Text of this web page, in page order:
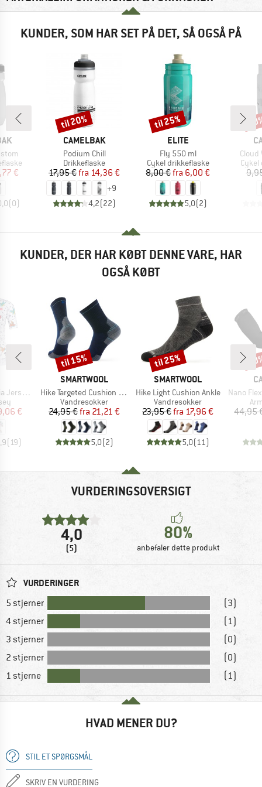
KUNDER, SOM HAR SET PÅ DET, SÅ OGSÅ PÅ
pris
€
(0)
MÆRKE
CAMELBAK
Artikel
Podium Chill
Produktgruppe
Drikkeflaske
Pris
17,95 € Nedsat pris
fra 14,36 €
+9
4,2(22)
Rabat
til 20%
MÆRKE
ELITE
Artikel
Fly 550 ml
Produktgruppe
Cykel drikkeflaske
Pris
8,00 € Nedsat pris
fra 6,00 €
5,0(2)
Rabat
til 25%
Artikel
Cloud
KUNDER, DER HAR KØBT DENNE VARE, HAR
OGSÅ KØBT
pris
€
(19)
MÆRKE
SMARTWOOL
Artikel
Hike Targeted Cushion Mid Crew Socks
Produktgruppe
Vandresokker
Pris
24,95 € Nedsat pris
fra 21,21 €
5,0(2)
Rabat
til 15%
MÆRKE
SMARTWOOL
Artikel
Hike Light Cushion Ankle
Produktgruppe
Vandresokker
Pris
23,95 € Nedsat pris
fra 17,96 €
5,0(11 )
Rabat
til 25%
Artikel
Nano
44,95
VURDERINGSOVERSIGT
4,0
(5)
80%
anbefaler dette produkt
VURDERINGER
5 stjerner
(3)
4 stjerner
(1)
3 stjerner
(0)
2 stjerner
(0)
1 stjerne
(1)
HVAD MENER DU?
STIL ET SPØRGSMÅL
SKRIV EN VURDERING